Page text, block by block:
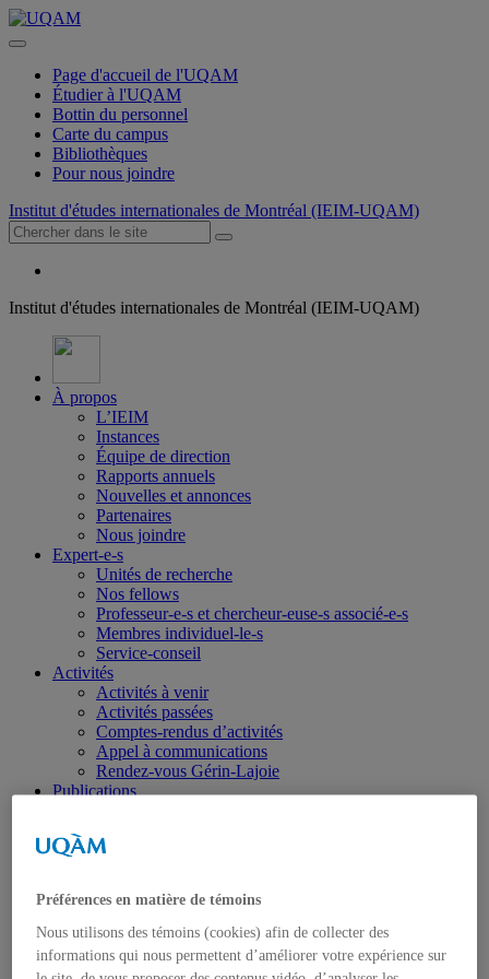
Page d'accueil de l'UQAM
Étudier à l'UQAM
Bottin du personnel
Carte du campus
Bibliothèques
Pour nous joindre
Institut d'études internationales de Montréal (IEIM-UQAM)
Institut d'études internationales de Montréal (IEIM-UQAM)
À propos
L’IEIM
Instances
Équipe de direction
Rapports annuels
Nouvelles et annonces
Partenaires
Nous joindre
Expert-e-s
Unités de recherche
Nos fellows
Professeur-e-s et chercheur-euse-s associé-e-s
Membres individuel-le-s
Service-conseil
Activités
Activités à venir
Activités passées
Comptes-rendus d’activités
Appel à communications
Rendez-vous Gérin-Lajoie
Publications
Ukraine
Coup de fil diplomatique
Haïti
Balados – Les conférences de l’IEIM
Étudiant-e-s
Préférences en matière de témoins
Nous utilisons des témoins (cookies) afin de collecter des
informations qui nous permettent d’améliorer votre expérience sur